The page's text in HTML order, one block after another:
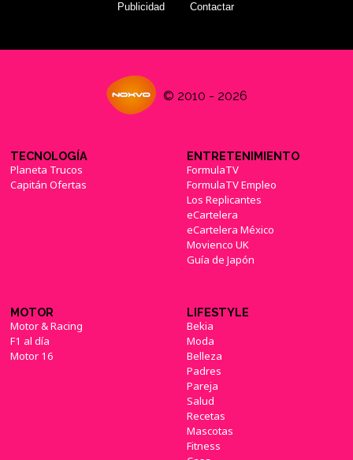
Publicidad Contactar
© 2010 - 2026
TECNOLOGÍA
Planeta Trucos
Capitán Ofertas
ENTRETENIMIENTO
FormulaTV
FormulaTV Empleo
Los Replicantes
eCartelera
eCartelera México
Movienco UK
Guía de Japón
MOTOR
Motor & Racing
F1 al día
Motor 16
LIFESTYLE
Bekia
Moda
Belleza
Padres
Pareja
Salud
Recetas
Mascotas
Fitness